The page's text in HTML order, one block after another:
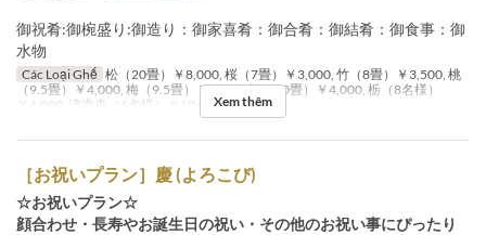
御祝肴:御椀盛り:御造り：御家喜肴：御合肴：御結肴：御食事：御
水物
Các Loại Ghế 松（20畳）￥8,000, 桜（7畳）￥3,000, 竹（8畳）￥3,500, 桃
（9.5畳）￥4,000, 梅（9.5畳）￥4,000, 桐（10畳）￥4,000, 栃（8名様）
￥4,000, 濤声庵（6名様）￥10,000Xem thêm
［お祝いプラン］慶 (よろこび)
☆お祝いプラン☆
顔合わせ・長寿やお誕生日の祝い・その他のお祝い事にぴったり